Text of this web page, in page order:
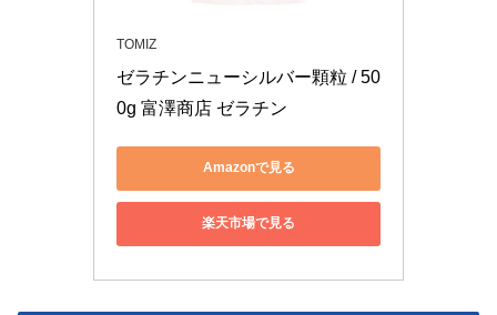
TOMIZ
ゼラチンニューシルバー顆粒 / 50
0g 富澤商店 ゼラチン
Amazonで見る
楽天市場で見る